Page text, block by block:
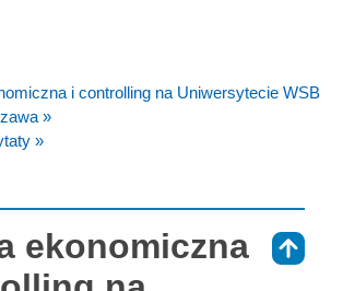
i controlling na Uniwersytecie WSB
»
»
ekonomiczna